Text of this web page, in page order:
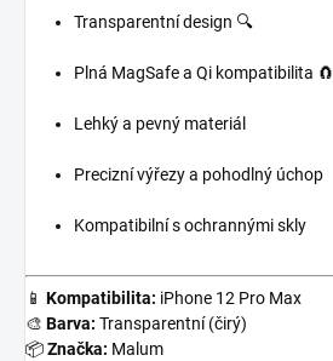
Transparentní design 🔍
Plná MagSafe a Qi kompatibilita 🧲
Lehký a pevný materiál
Precizní výřezy a pohodlný úchop
Kompatibilní s ochrannými skly
📱 Kompatibilita: iPhone 12 Pro Max
🎨 Barva: Transparentní (čirý)
📦Značka: Malum